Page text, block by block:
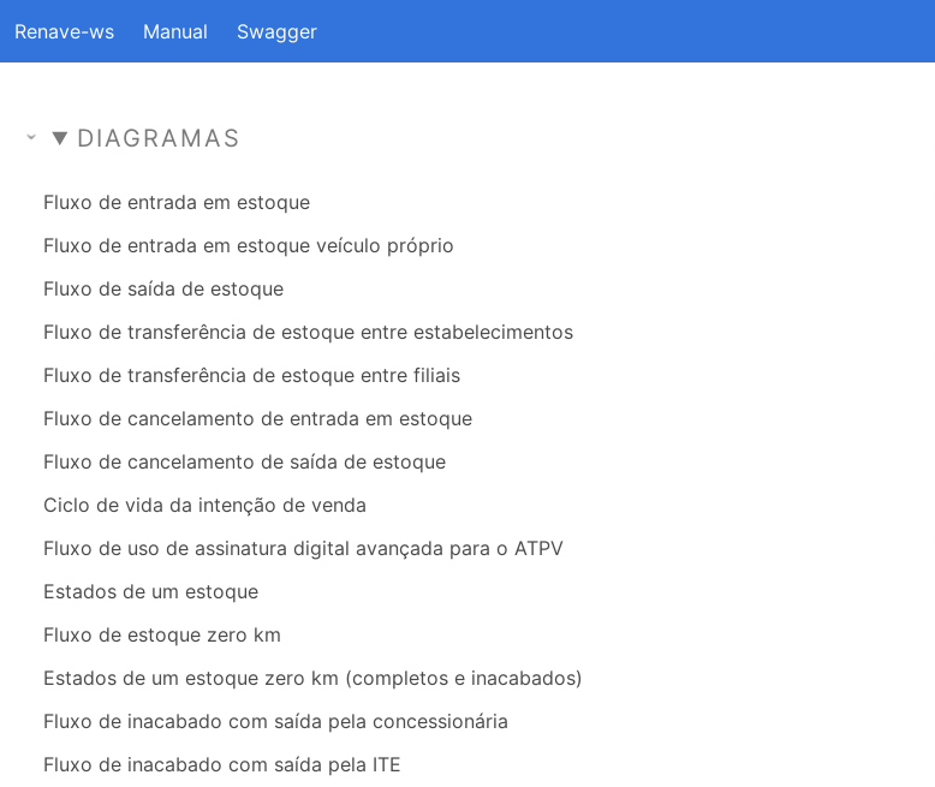
Renave-ws Manual Swagger
DIAGRAMAS
Fluxo de entrada em estoque
Fluxo de entrada em estoque veículo próprio
Fluxo de saída de estoque
Fluxo de transferência de estoque entre estabelecimentos
Fluxo de transferência de estoque entre filiais
Fluxo de cancelamento de entrada em estoque
Fluxo de cancelamento de saída de estoque
Ciclo de vida da intenção de venda
Fluxo de uso de assinatura digital avançada para o ATPV
Estados de um estoque
Fluxo de estoque zero km
Estados de um estoque zero km (completos e inacabados)
Fluxo de inacabado com saída pela concessionária
Fluxo de inacabado com saída pela ITE